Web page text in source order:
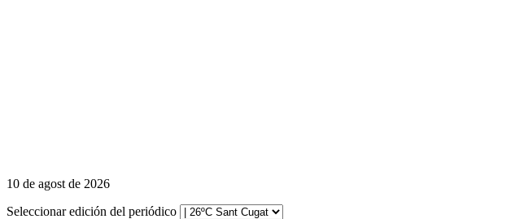
10 de agost de 2026
Seleccionar edición del periódico